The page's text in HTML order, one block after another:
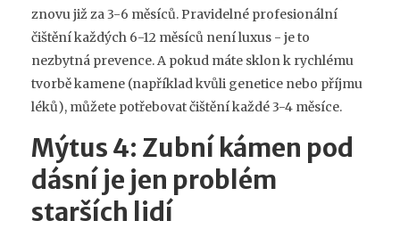
znovu již za 3-6 měsíců. Pravidelné profesionální
čištění každých 6-12 měsíců není luxus - je to
nezbytná prevence. A pokud máte sklon k rychlému
tvorbě kamene (například kvůli genetice nebo příjmu
léků), můžete potřebovat čištění každé 3-4 měsíce.
Mýtus 4: Zubní kámen pod
dásní je jen problém
starších lidí